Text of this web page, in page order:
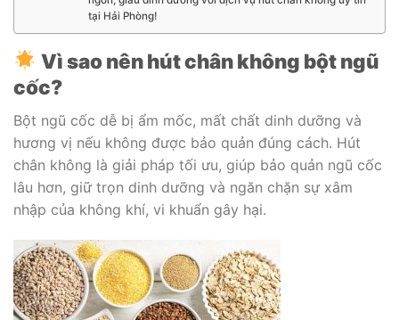
tại Hải Phòng!
Vì sao nên hút chân không bột ngũ
cốc?
Bột ngũ cốc dễ bị ẩm mốc, mất chất dinh dưỡng và
hương vị nếu không được bảo quản đúng cách. Hút
chân không là giải pháp tối ưu, giúp bảo quản ngũ cốc
lâu hơn, giữ trọn dinh dưỡng và ngăn chặn sự xâm
nhập của không khí, vi khuẩn gây hại.